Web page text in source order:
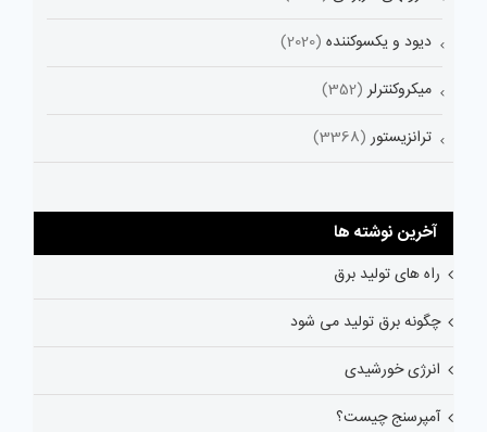
دیود و یکسوکننده (2020)
میکروکنترلر (352)
ترانزیستور (3368)
آخرین نوشته ها
راه های تولید برق
چگونه برق تولید می شود
انرژی خورشیدی
آمپرسنج چیست؟